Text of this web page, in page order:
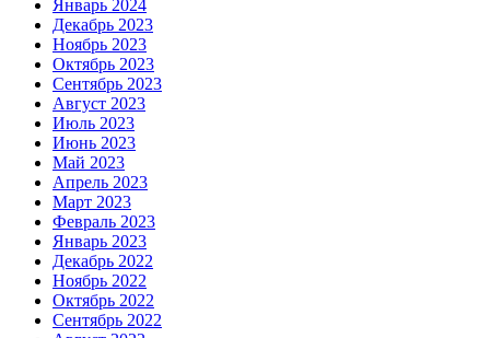
Январь 2024
Декабрь 2023
Ноябрь 2023
Октябрь 2023
Сентябрь 2023
Август 2023
Июль 2023
Июнь 2023
Май 2023
Апрель 2023
Март 2023
Февраль 2023
Январь 2023
Декабрь 2022
Ноябрь 2022
Октябрь 2022
Сентябрь 2022